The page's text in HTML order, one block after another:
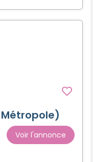
Voir l'annonce